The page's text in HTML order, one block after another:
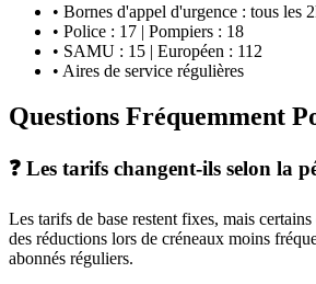
• Bornes d'appel d'urgence : tous les
• Police : 17 | Pompiers : 18
• SAMU : 15 | Européen : 112
• Aires de service régulières
Questions Fréquemment
❓ Les tarifs changent-ils selon la
Les tarifs de base restent fixes, mais
des réductions lors de créneaux moins
abonnés réguliers.